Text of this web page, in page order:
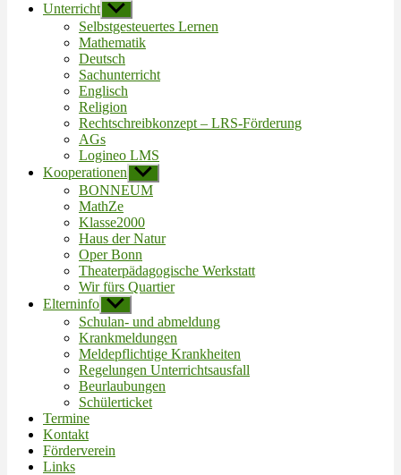
Unterricht Untermenü
anzeigen
Selbstgesteuertes Lernen
Mathematik
Deutsch
Sachunterricht
Englisch
Religion
Rechtschreibkonzept – LRS-Förderung
AGs
Logineo LMS
Kooperationen Untermenü
anzeigen
BONNEUM
MathZe
Klasse2000
Haus der Natur
Oper Bonn
Theaterpädagogische Werkstatt
Wir fürs Quartier
Elterninfo Untermenü
anzeigen
Schulan- und abmeldung
Krankmeldungen
Meldepflichtige Krankheiten
Regelungen Unterrichtsausfall
Beurlaubungen
Schülerticket
Termine
Kontakt
Förderverein
Links